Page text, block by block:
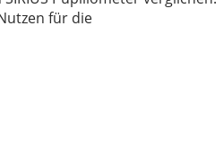
für die